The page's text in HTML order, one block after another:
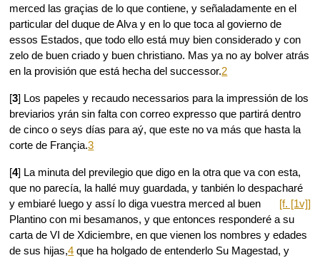
merced las graçias de lo que contiene, y señaladamente en el
particular del duque de Alva y en lo que toca al govierno de
essos Estados, que todo ello está muy bien considerado y con
zelo de buen criado y buen christiano. Mas ya no ay bolver atrás
en la provisión que está hecha del successor.2
[3] Los papeles y recaudo necessarios para la impressión de los
breviarios yrán sin falta con correo expresso que partirá dentro
de cinco o seys días para aý, que este no va más que hasta la
corte de Françia.3
[4] La minuta del previlegio que digo en la otra que va con esta,
que no parecía, la hallé muy guardada, y tanbién lo despacharé
[f. [1v]]
y embiaré luego y assí lo diga vuestra merced al buen
Plantino con mi besamanos, y que entonces responderé a su
carta de VI de Xdiciembre, en que vienen los nombres y edades
de sus hijas,4 que ha holgado de entenderlo Su Magestad, y